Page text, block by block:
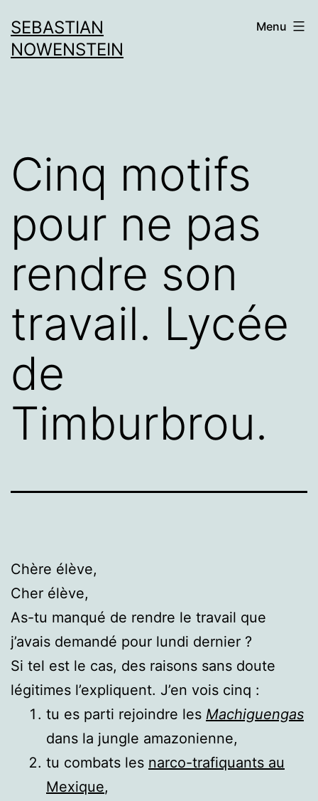
au
contenu
SEBASTIAN
NOWENSTEIN
Menu
Cinq motifs
pour ne pas
rendre son
travail. Lycée
de
Timburbrou.
Chère élève,
Cher élève,
As-tu manqué de rendre le travail que
j’avais demandé pour lundi dernier ?
Si tel est le cas, des raisons sans doute
légitimes l’expliquent. J’en vois cinq :
tu es parti rejoindre les Machiguengas
dans la jungle amazonienne,
tu combats les narco-trafiquants au
Mexique,